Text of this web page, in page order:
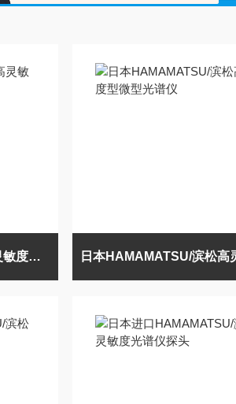
日本HAMAMATSU/滨松高灵敏度型微型多色仪